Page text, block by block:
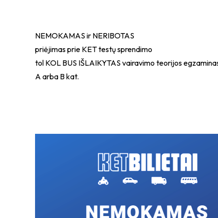
NEMOKAMAS ir NERIBOTAS
priėjimas prie KET testų sprendimo
tol KOL BUS IŠLAIKYTAS vairavimo teorijos
A arba B kat.